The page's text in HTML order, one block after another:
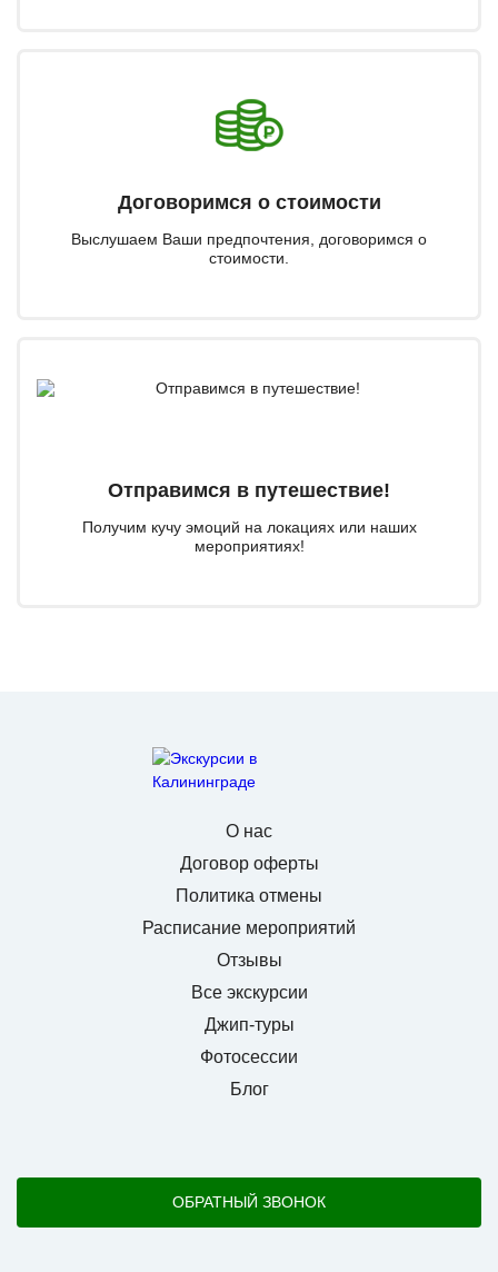
Договоримся о стоимости
Выслушаем Ваши предпочтения, договоримся о
стоимости.
Отправимся в путешествие!
Получим кучу эмоций на локациях или наших
мероприятиях!
О нас
Договор оферты
Политика отмены
Расписание мероприятий
Отзывы
Все экскурсии
Джип-туры
Фотосессии
Блог
ОБРАТНЫЙ ЗВОНОК